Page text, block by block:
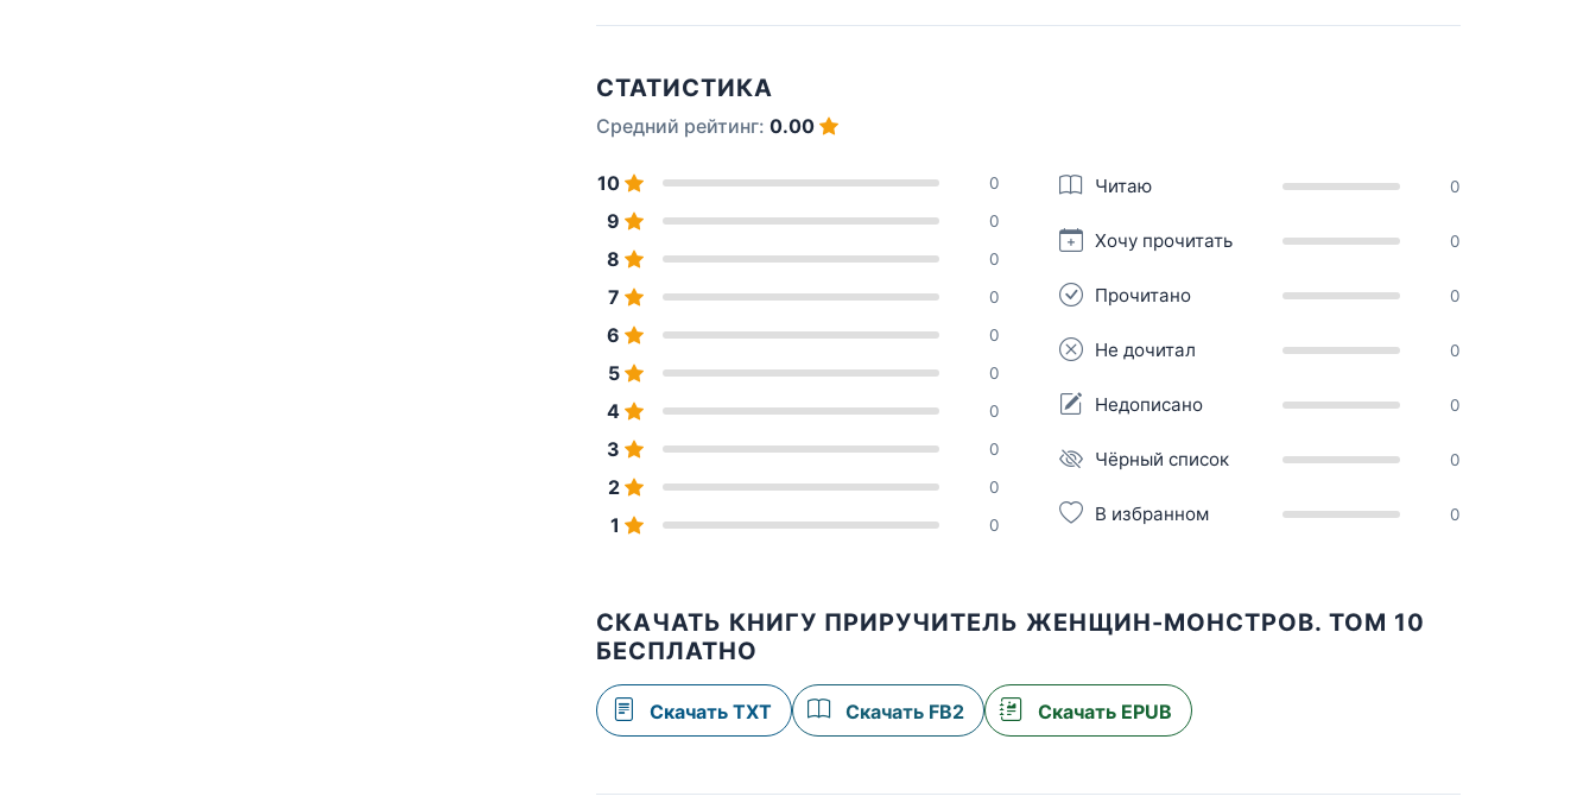
СТАТИСТИКА
Средний рейтинг: 0.00
10 0
9 0
8 0
7 0
6 0
5 0
4 0
3 0
2 0
1 0
Читаю 0
Хочу прочитать 0
Прочитано 0
Не дочитал 0
Недописано 0
Чёрный список 0
В избранном 0
СКАЧАТЬ КНИГУ ПРИРУЧИТЕЛЬ ЖЕНЩИН-МОНСТРОВ. ТОМ 10
БЕСПЛАТНО
Скачать TXT Скачать FB2 Скачать EPUB